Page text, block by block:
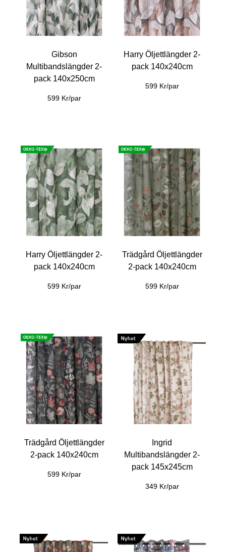
Gibson
Multibandslängder 2-
pack 140x250cm
599 Kr/par
Harry Öljettlängder 2-
pack 140x240cm
599 Kr/par
Harry Öljettlängder 2-
pack 140x240cm
599 Kr/par
Trädgård Öljettlängder
2-pack 140x240cm
599 Kr/par
Trädgård Öljettlängder
2-pack 140x240cm
599 Kr/par
Ingrid
Multibandslängder 2-
pack 145x245cm
349 Kr/par